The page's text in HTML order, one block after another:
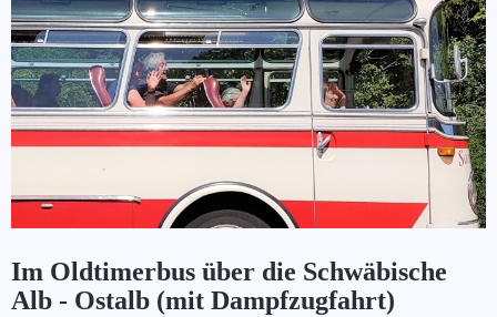
Im Oldtimerbus über die Schwäbische
Alb - Ostalb (mit Dampfzugfahrt)